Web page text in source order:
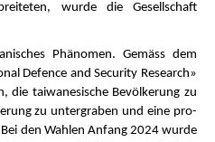
wurde die Gesellschaft
Phänomen. Gemäss dem
Defence and Security Research»
die taiwanesische Bevölkerung zu
zu untergraben und eine pro-
den Wahlen Anfang 2024 wurde